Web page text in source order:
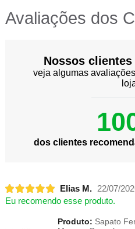
Avaliações dos
Nossos
veja algumas
dos clientes
Elias M.
22/07/
Eu recomendo esse produto.
Produto: Sapato